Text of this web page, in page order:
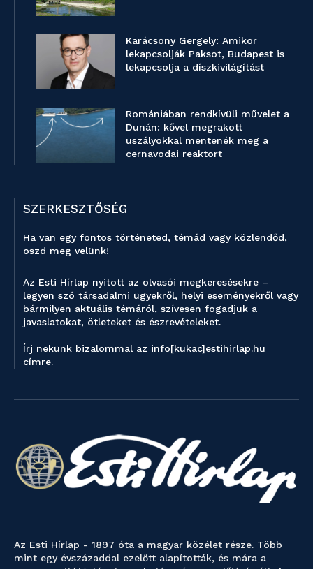
Karácsony Gergely: Amikor
lekapcsolják Paksot, Budapest is
lekapcsolja a díszkivilágítást
Romániában rendkívüli művelet a
Dunán: kővel megrakott
uszályokkal mentenék meg a
cernavodai reaktort
SZERKESZTŐSÉG
Ha van egy fontos történeted, témád vagy közlendőd,
oszd meg velünk!
Az Esti Hírlap nyitott az olvasói megkeresésekre –
legyen szó társadalmi ügyekről, helyi eseményekről vagy
bármilyen aktuális témáról, szívesen fogadjuk a
javaslatokat, ötleteket és észrevételeket.
Írj nekünk bizalommal az info[kukac]estihirlap.hu
címre.
Az Esti Hírlap - 1897 óta a magyar közélet része. Több
mint egy évszázaddal ezelőtt alapították, és mára a